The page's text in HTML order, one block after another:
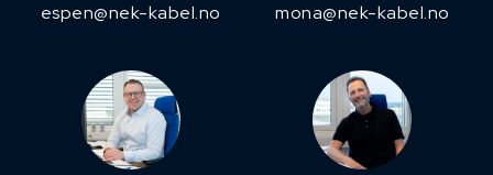
espen@nek-kabel.no
mona@nek-kabel.no